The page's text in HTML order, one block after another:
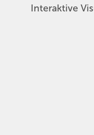
Interaktive